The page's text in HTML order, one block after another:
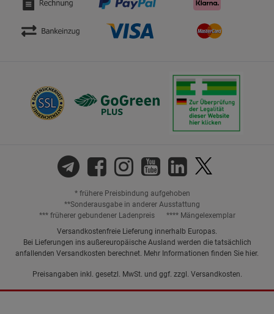
* frühere Preisbindung aufgehoben
**Sonderausgabe in anderer Ausstattung
*** früherer gebundener Ladenpreis
**** Mängelexemplar
Versandkostenfreie Lieferung innerhalb Europas.
Bei Lieferungen ins außereuropäische Ausland werden die tatsächlich
anfallenden Versandkosten berechnet. Mehr Informationen finden Sie hier.
Preisangaben inkl. gesetzl. MwSt. und ggf. zzgl. Versandkosten.